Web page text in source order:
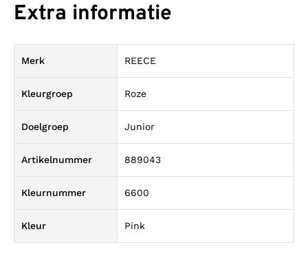
Extra informatie
Merk REECE
Kleurgroep Roze
Doelgroep Junior
Artikelnummer 889043
Kleurnummer 6600
Kleur Pink